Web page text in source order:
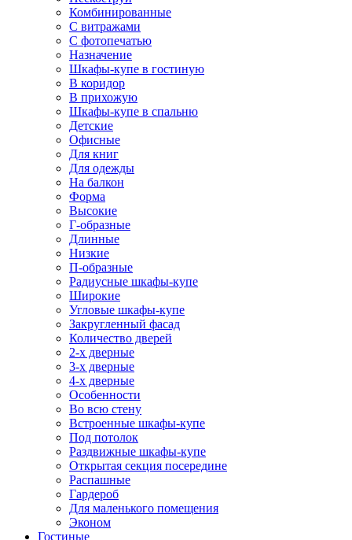
Комбинированные
С витражами
С фотопечатью
Назначение
Шкафы-купе в гостиную
В коридор
В прихожую
Шкафы-купе в спальню
Детские
Офисные
Для книг
Для одежды
На балкон
Форма
Высокие
Г-образные
Длинные
Низкие
П-образные
Радиусные шкафы-купе
Широкие
Угловые шкафы-купе
Закругленный фасад
Количество дверей
2-х дверные
3-х дверные
4-х дверные
Особенности
Во всю стену
Встроенные шкафы-купе
Под потолок
Раздвижные шкафы-купе
Открытая секция посередине
Распашные
Гардероб
Для маленького помещения
Эконом
Гостиные